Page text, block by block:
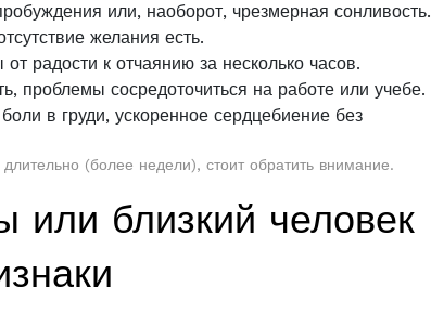
или, наоборот, чрезмерная сонливость.
желания есть.
радости к отчаянию за несколько часов.
проблемы сосредоточиться на работе или учебе.
в груди, ускоренное сердцебиение без
(более недели), стоит обратить внимание.
или близкий человек